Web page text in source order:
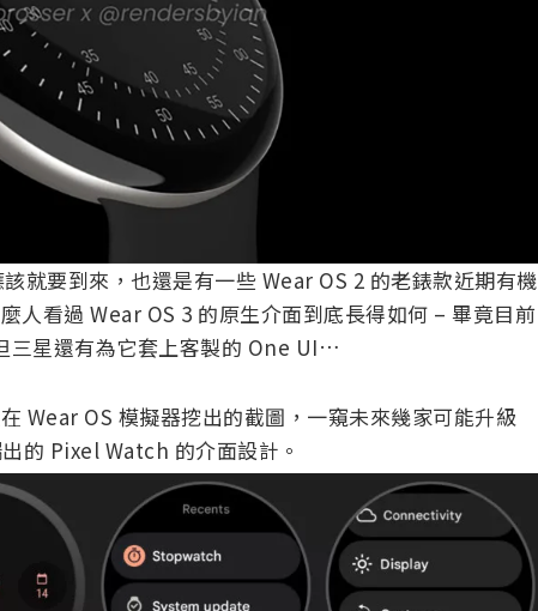
就要到來，也還是有一些 Wear OS 2 的老錶款近期有機
人看過 Wear OS 3 的原生介面到底長得如何 – 畢竟目前
三星還有為它套上客製的 One UI…
Wear OS 模擬器挖出的截圖，一窺未來幾家可能升級
的 Pixel Watch 的介面設計。